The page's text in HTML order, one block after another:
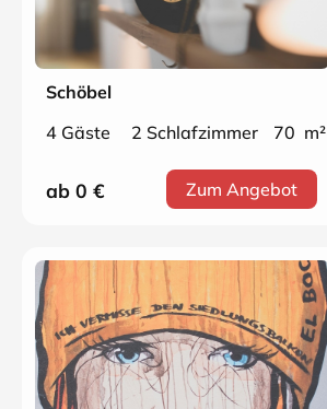
Schöbel
4 Gäste
2 Schlafzimmer 70 m²
ab 0 € Zum Angebot